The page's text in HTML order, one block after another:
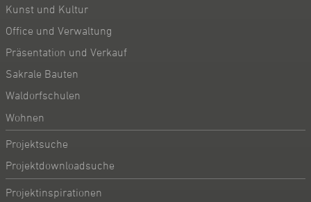
Kunst und Kultur
Office und Verwaltung
Präsentation und Verkauf
Sakrale Bauten
Waldorfschulen
Wohnen
Projektsuche
Projektdownloadsuche
Projektinspirationen